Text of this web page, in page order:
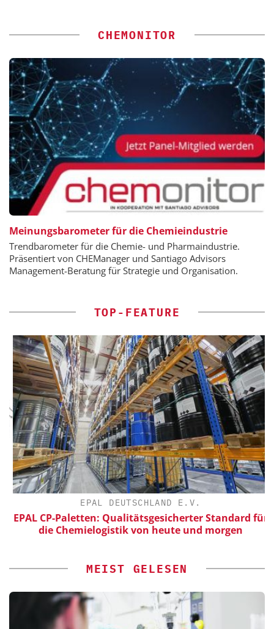
CHEMONITOR
Meinungsbarometer für die Chemieindustrie
Trendbarometer für die Chemie- und Pharmaindustrie.
Präsentiert von CHEManager und Santiago Advisors
Management-Beratung für Strategie und Organisation.
TOP-FEATURE
EPAL DEUTSCHLAND E.V.
EPAL CP-Paletten: Qualitätsgesicherter Standard für
die Chemielogistik von heute und morgen
MEIST GELESEN